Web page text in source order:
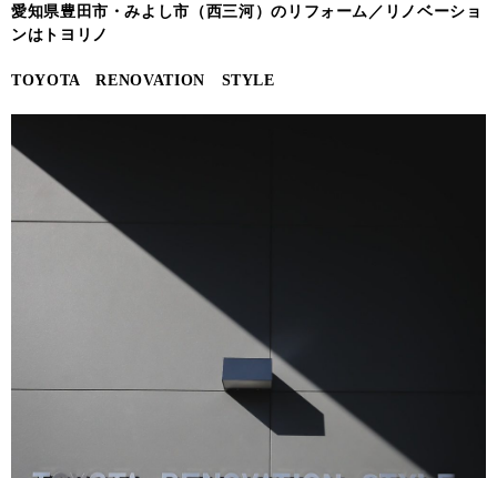
愛知県豊田市・みよし市（西三河）のリフォーム／リノベーショ
ンはトヨリノ
TOYOTA RENOVATION STYLE